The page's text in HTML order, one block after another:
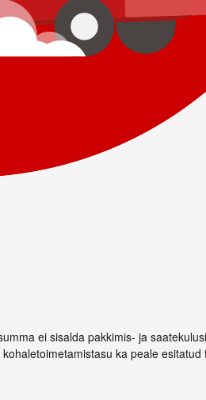
ei sisalda pakkimis- ja
ka peale